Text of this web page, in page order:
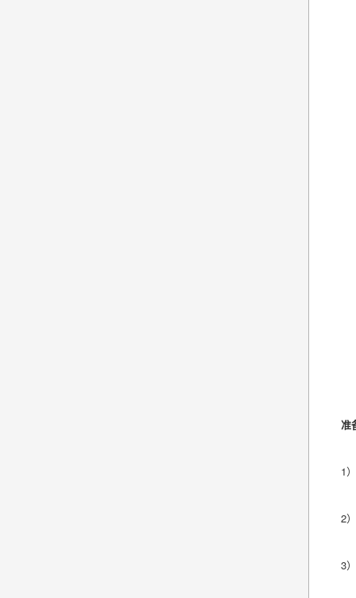
准
1）
2
3）